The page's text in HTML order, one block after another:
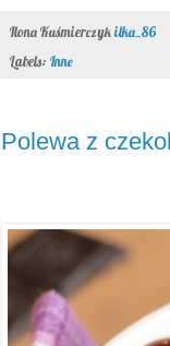
Ilona Kuśmierczykilka_86
Labels: Inne
Polewa z